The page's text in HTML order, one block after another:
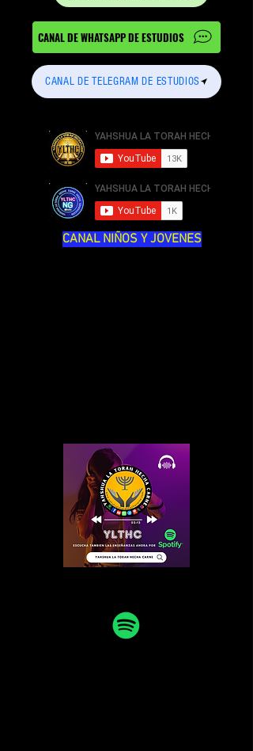
CANAL DE WHATSAPP DE ESTUDIOS
CANAL DE TELEGRAM DE ESTUDIOS
CANAL NIÑOS Y JOVENES